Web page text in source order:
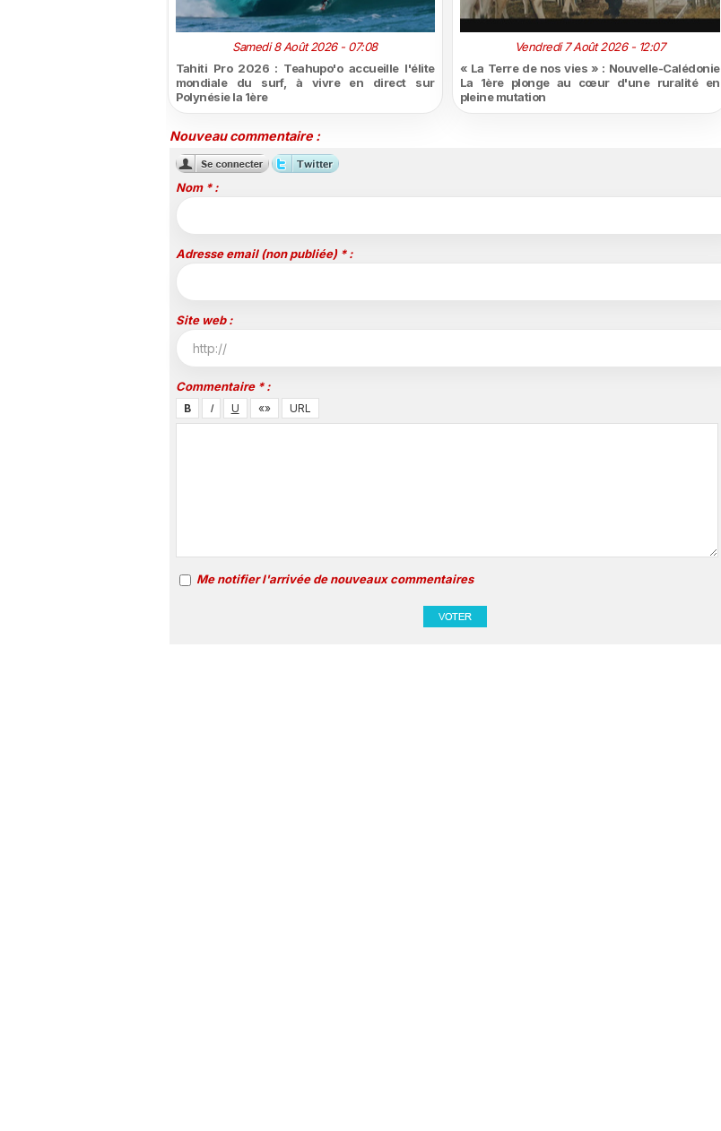
Samedi 8 Août 2026 - 07:08
Tahiti Pro 2026 : Teahupo'o accueille l'élite
mondiale du surf, à vivre en direct sur
Polynésie la 1ère
Vendredi 7 Août 2026 - 12:07
« La Terre de nos vies » : Nouvelle-Calédonie
La 1ère plonge au cœur d'une ruralité en
pleine mutation
Nouveau commentaire :
Nom * :
Adresse email (non publiée) * :
Site web :
Commentaire * :
Me notifier l'arrivée de nouveaux commentaires